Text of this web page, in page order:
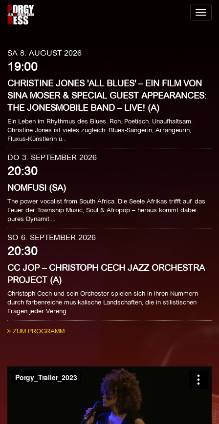
Toggle
SA 8. AUGUST 2026
19:00
CHRISTINE JONES 'ALL BLUES' – EIN FILM VON
SINA MOSER & SPECIAL GUEST APPEARANCES:
THE JONESMOBILE BAND – LIVE! (A)
Ein Leben im Rhythmus des Blues. Roh. Poetisch. Unaufhaltsam.
Christine Jones ist vieles zugleich: Blues-Sängerin, Arrangeurin,
Fluxus-Künstlerin u...
DO 3. SEPTEMBER 2026
20:30
NOMFUSI (SA)
The power vocalist from South Africa. Die Seele Afrikas trifft auf das
Feuer der Township Music, Soul & Afropop – heraus kommt dabei
pures Dynamit....
SO 6. SEPTEMBER 2026
20:30
CC JOP – CHRISTOPH CECH JAZZ ORCHESTRA
PROJECT (A)
Christoph Cech und sein Orchester spielen sich in ihren Nummern
durch farbenreiche musikalische Landschaften, die in stilistischen
Fragen jeder Vereng...
ZUM PROGRAMM